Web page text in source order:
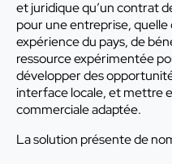
et juridique qu’un contrat
pour une entreprise, quelle
expérience du pays, de
ressource expérimentée
développer des
interface locale, et mettre
commerciale adaptée.
La solution présente de